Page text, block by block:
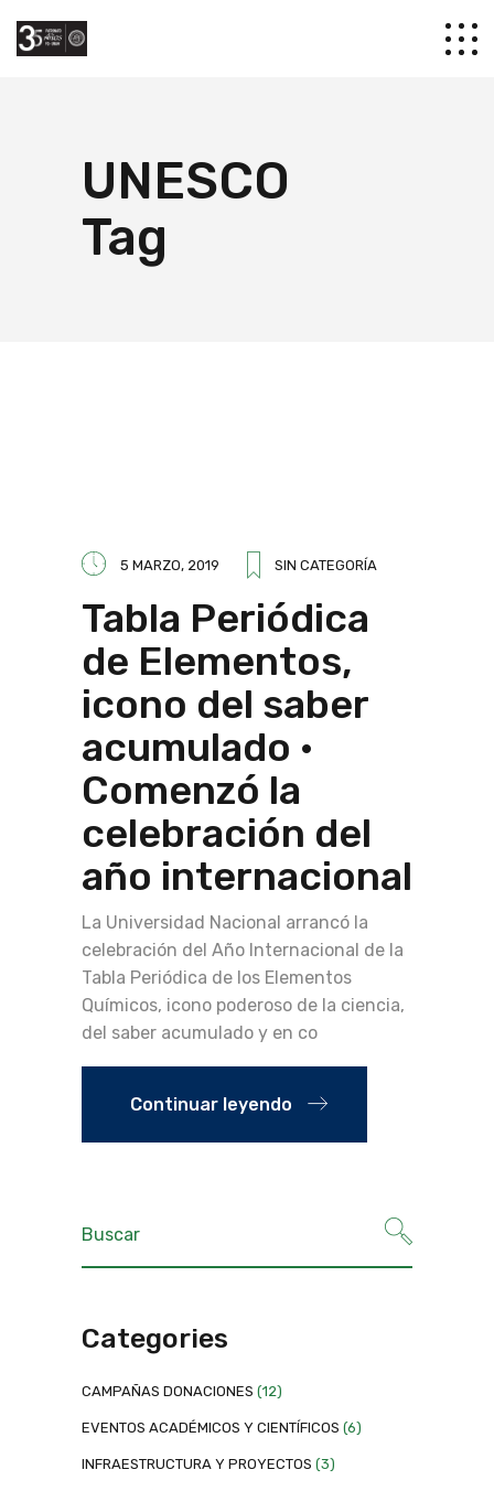
UNESCO
Tag
5 MARZO, 2019 SIN CATEGORÍA
Tabla Periódica
de Elementos,
icono del saber
acumulado ·
Comenzó la
celebración del
año internacional
La Universidad Nacional arrancó la
celebración del Año Internacional de la
Tabla Periódica de los Elementos
Químicos, icono poderoso de la ciencia,
del saber acumulado y en co
Continuar leyendo
Categories
CAMPAÑAS DONACIONES (12)
EVENTOS ACADÉMICOS Y CIENTÍFICOS (6)
INFRAESTRUCTURA Y PROYECTOS (3)